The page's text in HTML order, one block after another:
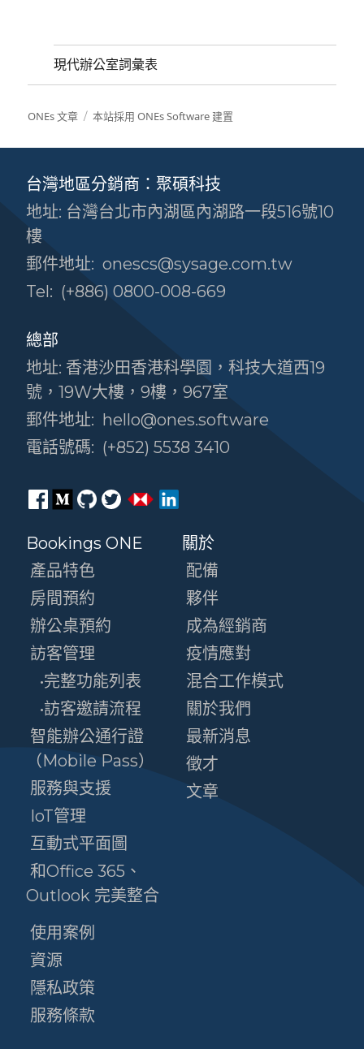
現代辦公室詞彙表
ONEs 文章 本站採用 ONEs Software 建置
台灣地區分銷商：聚碩科技
地址: 台灣台北市內湖區內湖路一段516號10
樓
郵件地址: onescs@sysage.com.tw
Tel: (+886) 0800-008-669
總部
地址: 香港沙田香港科學園，科技大道西19
號，19W大樓，9樓，967室
郵件地址: hello@ones.software
電話號碼: (+852) 5538 3410
Bookings ONE
產品特色
房間預約
辦公桌預約
訪客管理
•完整功能列表
•訪客邀請流程
智能辦公通行證
（Mobile Pass）
服務與支援
IoT管理
互動式平面圖
和Office 365、
Outlook 完美整合
使用案例
資源
隱私政策
服務條款
關於
配備
夥伴
成為經銷商
疫情應對
混合工作模式
關於我們
最新消息
徵才
文章